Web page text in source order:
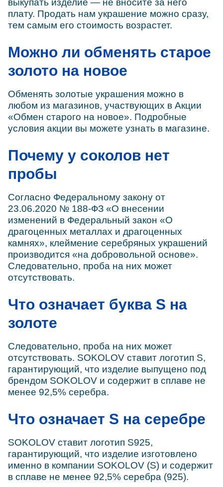
плату. Продать нам украшение можно сразу,
тем самым его стоимость возрастет.
Можно ли обменять старое
золото на новое
Обменять золотые украшения можно в
любом из магазинов, участвующих в Акции
«Обмен старого на новое». Подробные
условия акции вы можете узнать в магазине.
Почему у соколов нет
пробы
Согласно Федеральному закону от
23.06.2020 № 188-ФЗ «О внесении
изменений в Федеральный закон «О
драгоценных металлах и драгоценных
камнях», клеймение серебряных украшений
производится «на добровольной основе».
Следовательно, проба на них может
отсутствовать.
Что означает буква S на
золоте
Следовательно, проба на них может
отсутствовать. SOKOLOV ставит логотип S,
гарантирующий, что изделие выпущено под
брендом SOKOLOV и содержит в сплаве не
менее 92,5% серебра.
Что означает S на серебре
SOKOLOV ставит логотип S925,
гарантирующий, что изделие изготовлено
именно в компании SOKOLOV (S) и содержит
в сплаве не менее 92,5% серебра (925).